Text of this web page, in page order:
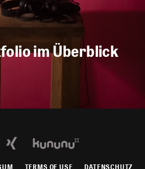
im Überblick
TERMS OF USE DATENSCHUTZ